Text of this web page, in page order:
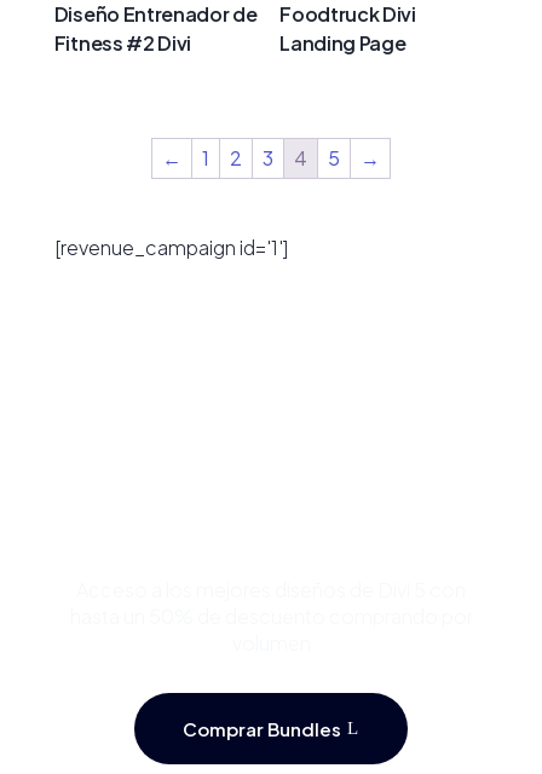
Diseño Entrenador de
Fitness #2 Divi
Foodtruck Divi
Landing Page
← 1 2 3 4 5 →
[revenue_campaign id='1']
Comprar Bundles